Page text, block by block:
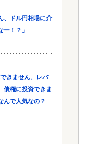
、ドル円相場に介
ー！？」
きません、レバ
債権に投資できま
で人気なの？